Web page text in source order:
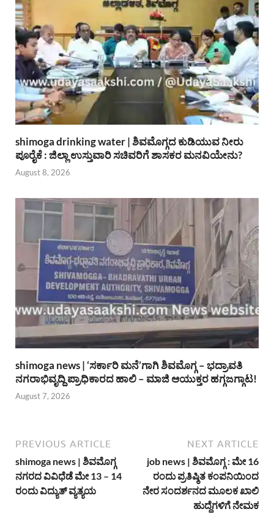
shimoga drinking water | ಶಿವಮೊಗ್ಗದ ಕುಡಿಯುವ ನೀರು
ಪೂರೈಕೆ : ಜಿಲ್ಲಾ ಉಸ್ತುವಾರಿ ಸಚಿವರಿಗೆ ಶಾಸಕರ ಮನವಿಯೇನು?
August 8, 2026
shimoga news | ‘ಸರ್ಕಾರಿ ಮನೆ’ಗಾಗಿ ಶಿವಮೊಗ್ಗ – ಭದ್ರಾವತಿ
ನಗರಾಭಿವೃದ್ದಿ ಪ್ರಾಧಿಕಾರದ ಹಾಲಿ – ಮಾಜಿ ಆಯುಕ್ತರ ಹಗ್ಗಜಗ್ಗಾಟ!
August 7, 2026
PREVIOUS ARTICLE
shimoga news | ಶಿವಮೊಗ್ಗ
ನಗರದ ವಿವಿಧೆಡೆ ಮೇ 13 – 14
ರಂದು ವಿದ್ಯುತ್ ವ್ಯತ್ಯಯ
NEXT ARTICLE
job news | ಶಿವಮೊಗ್ಗ : ಮೇ 16
ರಂದು ಪ್ರತಿಷ್ಠಿತ ಕಂಪನಿಯಿಂದ
ನೇರ ಸಂದರ್ಶನದ ಮೂಲಕ ಖಾಲಿ
ಹುದ್ದೆಗಳಿಗೆ ನೇಮಕ